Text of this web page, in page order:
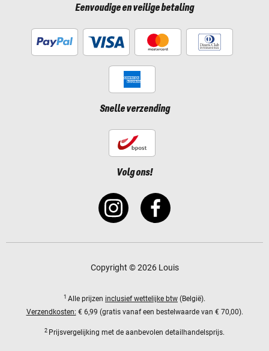
Eenvoudige en veilige betaling
Snelle verzending
Volg ons!
Copyright © 2026 Louis
1 Alle prijzen inclusief wettelijke btw (België).
Verzendkosten: € 6,99 (gratis vanaf een bestelwaarde van € 70,00).
2 Prijsvergelijking met de aanbevolen detailhandelsprijs.